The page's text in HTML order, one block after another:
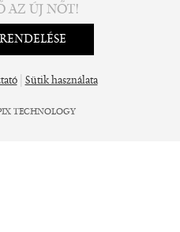
AZ ÚJ NŐT!
| Sütik használata
TECHNOLOGY